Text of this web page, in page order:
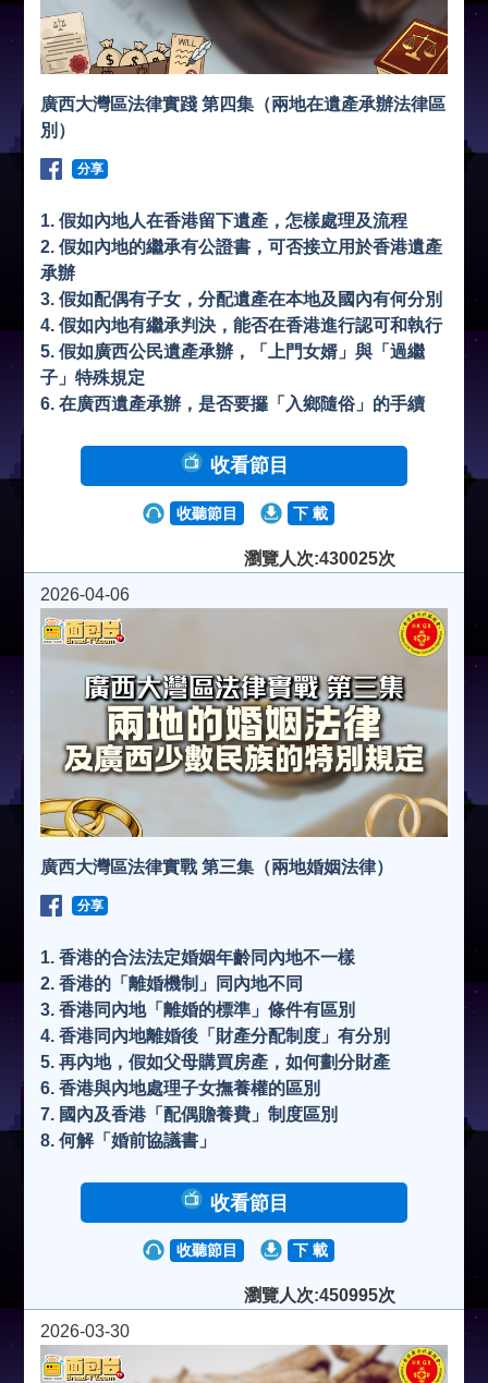
廣西大灣區法律實踐 第四集（兩地在遺產承辦法律區
別）
分享
1. 假如內地人在香港留下遺產，怎樣處理及流程
2. ⁠假如內地的繼承有公證書，可否接立用於香港遺產
承辦
3. ⁠假如配偶有子女，分配遺產在本地及國內有何分別
4. ⁠假如內地有繼承判決，能否在香港進行認可和執行
5. ⁠假如廣西公民遺產承辦，「上門女婿」與「過繼
子」特殊規定
6. ⁠在廣西遺產承辦，是否要攞「入鄉隨俗」的手續
收看節目
收聽節目 下 載
瀏覽人次:430025次
2026-04-06
廣西大灣區法律實戰 第三集（兩地婚姻法律）
分享
1. 香港的合法法定婚姻年齡同內地不一樣
2. 香港的「離婚機制」同內地不同
3. 香港同內地「離婚的標準」條件有區別
4. 香港同內地離婚後「財產分配制度」有分別
5. 再內地，假如父母購買房產，如何劃分財產
6. 香港與內地處理子女撫養權的區別
7. 國內及香港「配偶贍養費」制度區別
8. 何解「婚前協議書」
收看節目
收聽節目 下 載
瀏覽人次:450995次
2026-03-30